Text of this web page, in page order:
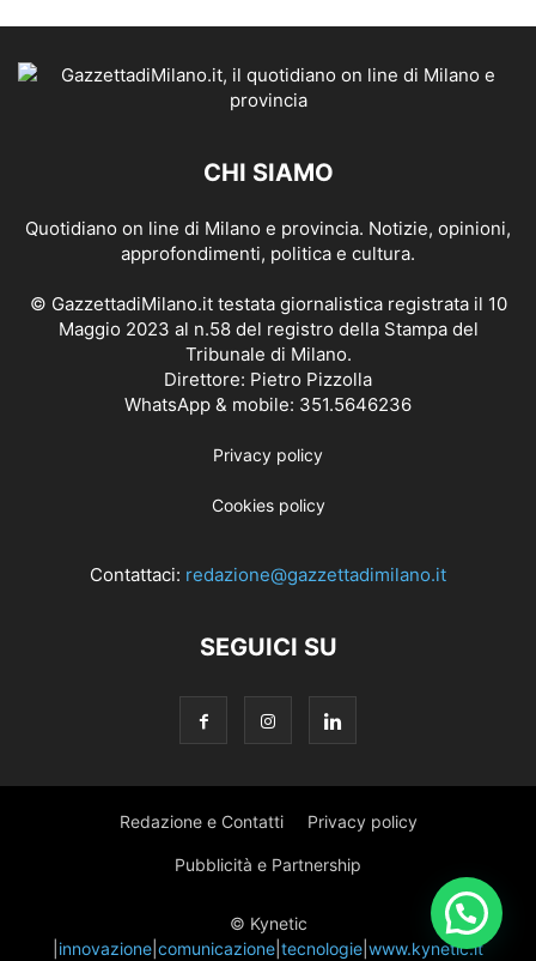
CHI SIAMO
Quotidiano on line di Milano e provincia. Notizie, opinioni,
approfondimenti, politica e cultura.
© GazzettadiMilano.it testata giornalistica registrata il 10
Maggio 2023 al n.58 del registro della Stampa del
Tribunale di Milano.
Direttore: Pietro Pizzolla
WhatsApp & mobile: 351.5646236
Privacy policy
Cookies policy
Contattaci: redazione@gazzettadimilano.it
SEGUICI SU
Redazione e Contatti Privacy policy
Pubblicità e Partnership
© Kynetic
innovazione comunicazione tecnologie www.kynetic.it